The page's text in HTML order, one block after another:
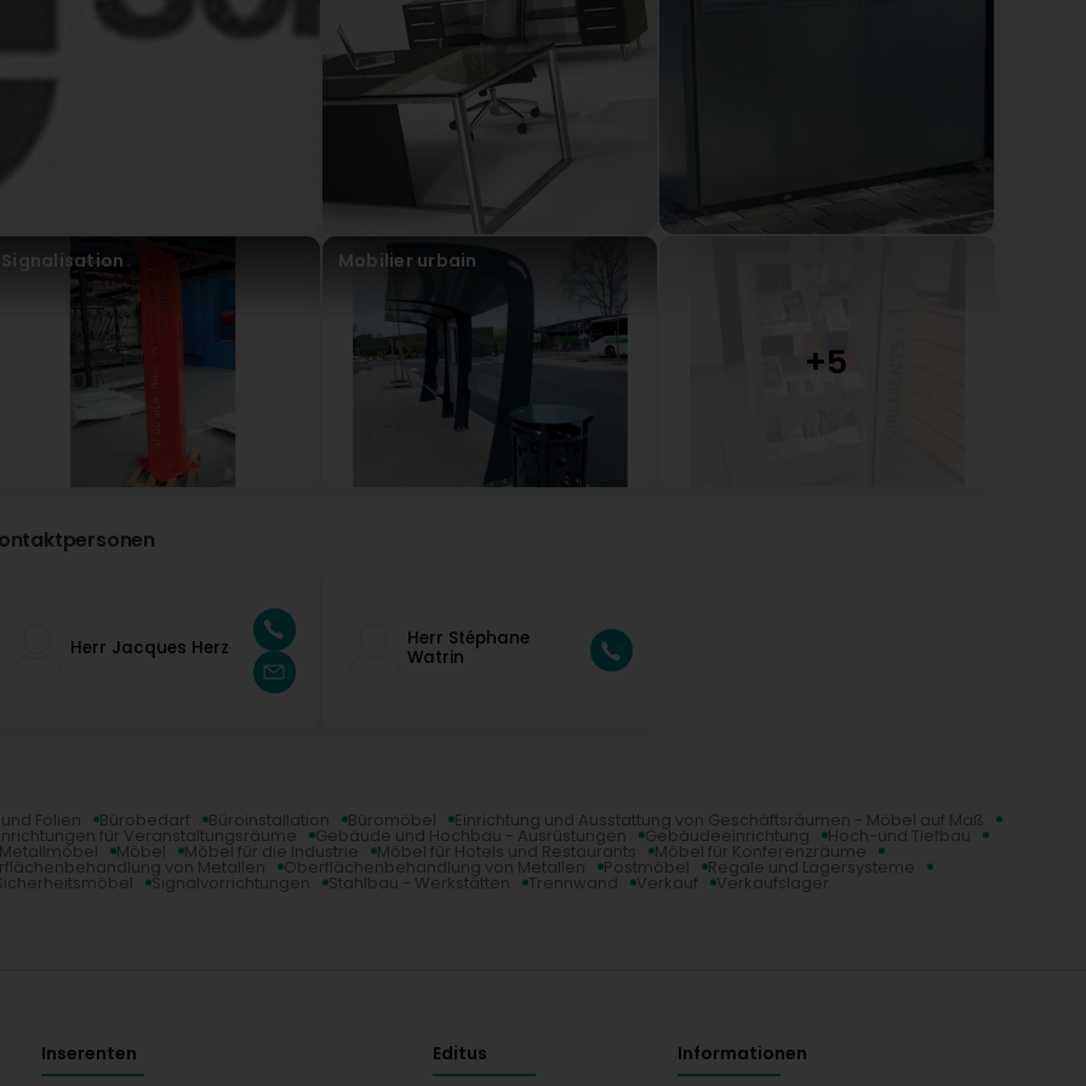
vor 4 Jahr(en)
Signalisation Mobilier urbain
Herr Jacques Herz
Herr Stéphane
Watrin
Folien Bürobedarf Büroinstallation Büromöbel Einrichtung und Ausstattung von Geschäftsräumen - Möbel auf Maß
für Veranstaltungsräume Gebäude und Hochbau - Ausrüstungen Gebäudeeinrichtung Hoch-und Tiefbau
Metallmöbel Möbel Möbel für die Industrie Möbel für Hotels und Restaurants Möbel für Konferenzräume
von Metallen Oberflächenbehandlung von Metallen Postmöbel Regale und Lagersysteme
Signalvorrichtungen Stahlbau - Werkstätten Trennwand Verkauf Verkaufslager
Inserenten Editus Informationen